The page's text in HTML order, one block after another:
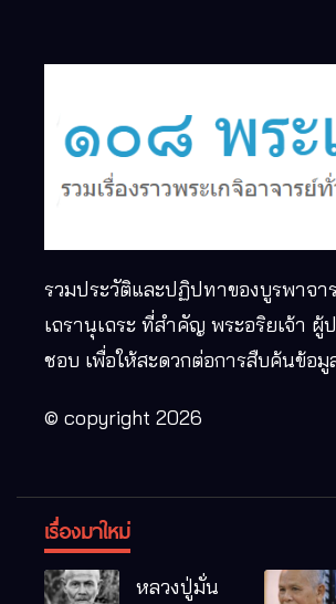
รวมประวัติและปฏิปทาของบูรพาจา
เถรานุเถระ ที่สำคัญ พระอริยเจ้า
ชอบ เพื่อให้สะดวกต่อการสืบค้นข้อมู
© copyright 2026
เรื่องมาใหม่
หลวงปู่มั่น